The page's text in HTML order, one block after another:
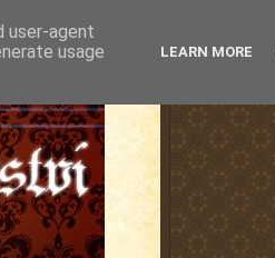
user-agent
usage
LEARN MORE